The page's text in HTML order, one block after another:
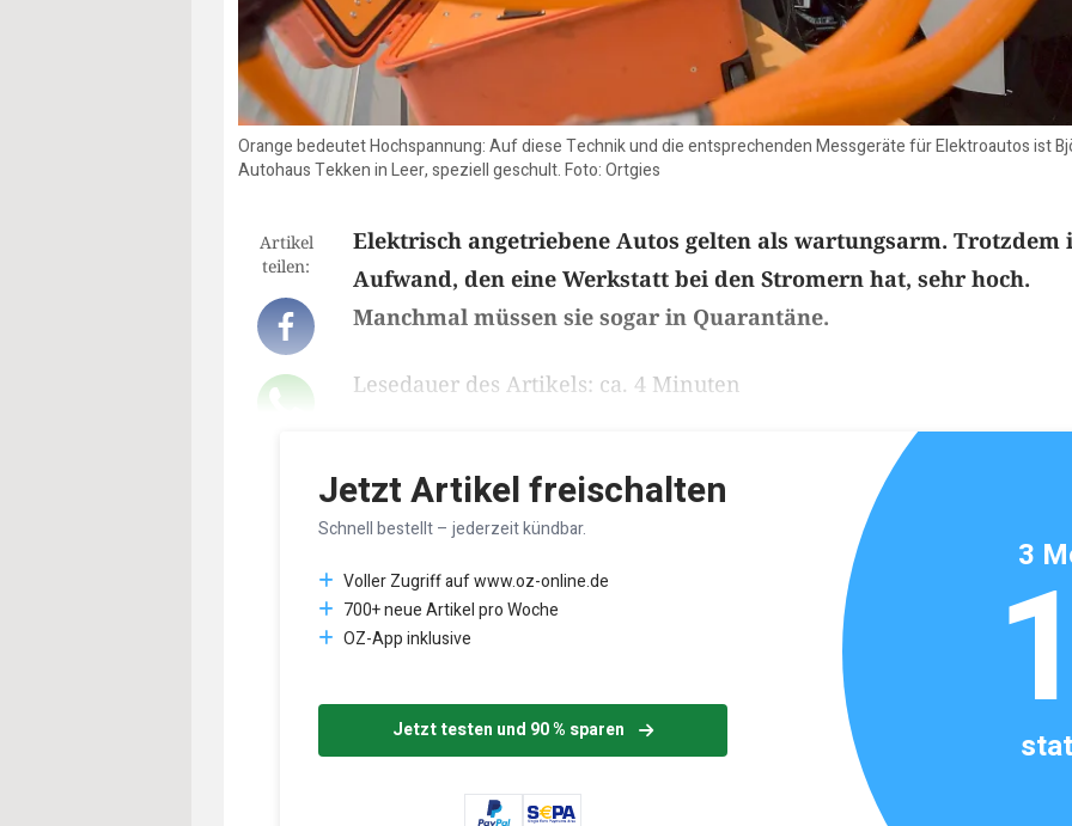
Orange bedeutet Hochspannung: Auf diese Technik und die entsprechenden Messgeräte für Elektroautos ist
Autohaus Tekken in Leer, speziell geschult. Foto: Ortgies
Artikel
teilen:
Elektrisch angetriebene Autos gelten als wartungsarm. Trotzdem
Aufwand, den eine Werkstatt bei den Stromern hat, sehr hoch.
Manchmal müssen sie sogar in Quarantäne.
Lesedauer des Artikels: ca. 4 Minuten
Jetzt Artikel freischalten
Schnell bestellt – jederzeit kündbar.
Voller Zugriff auf www.oz-online.de
700+ neue Artikel pro Woche
OZ-App inklusive
Jetzt testen und 90 % sparen
3